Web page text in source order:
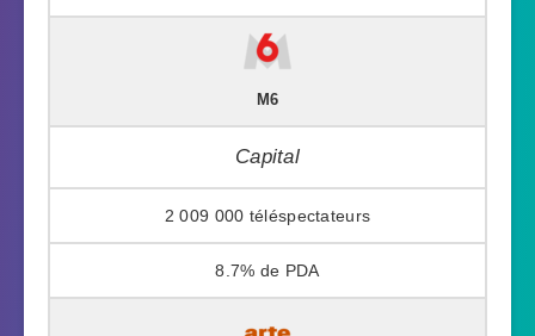
M6
Capital
2 009 000
8.7%